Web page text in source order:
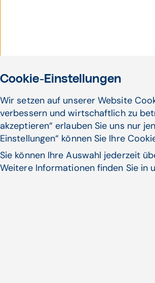
Cookie-Einstellungen
Wir setzen auf unserer Website
verbessern und wirtschaftlich zu
akzeptieren“ erlauben Sie uns nur
Einstellungen“ können Sie Ihre
Sie können Ihre Auswahl jederzeit
Weitere Informationen finden Sie in